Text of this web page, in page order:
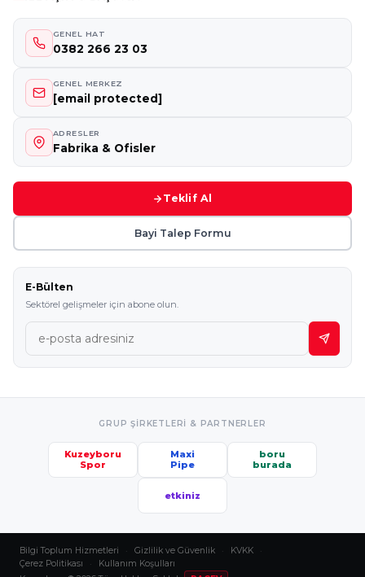
GENEL HAT
0382 266 23 03
GENEL MERKEZ
[email protected]
ADRESLER
Fabrika & Ofisler
Teklif Al
Bayi Talep Formu
E-Bülten
Sektörel gelişmeler için abone olun.
GRUP ŞIRKETLERI & PARTNERLER
Kuzeyboru
Spor
Maxi
Pipe
boru
burada
etkiniz
Bilgi Toplum Hizmetleri · Gizlilik ve Güvenlik · KVKK
·
Çerez Politikası
·
Kullanım Koşulları